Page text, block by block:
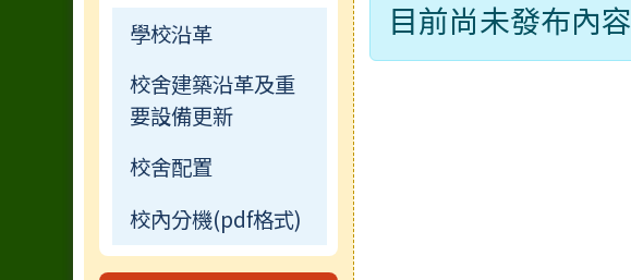
學校沿革
校舍建築沿革及重
要設備更新
校舍配置
校內分機(pdf格式)
目前尚未發布內容